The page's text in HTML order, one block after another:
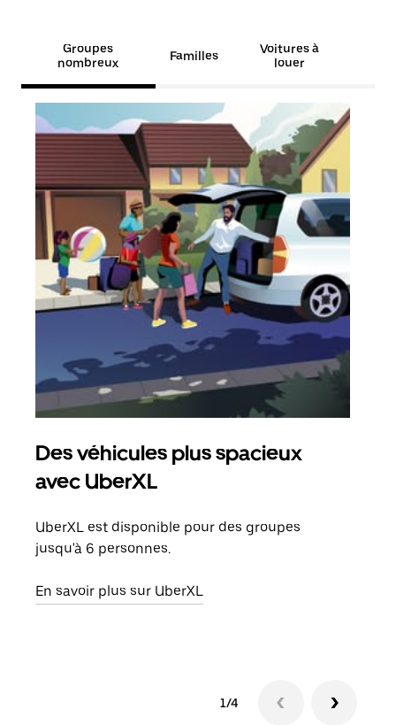
Groupes
nombreux
Familles
Voitures à
louer
Des véhicules plus spacieux
avec UberXL
UberXL est disponible pour des groupes
jusqu'à 6 personnes.
En savoir plus sur UberXL
1/4